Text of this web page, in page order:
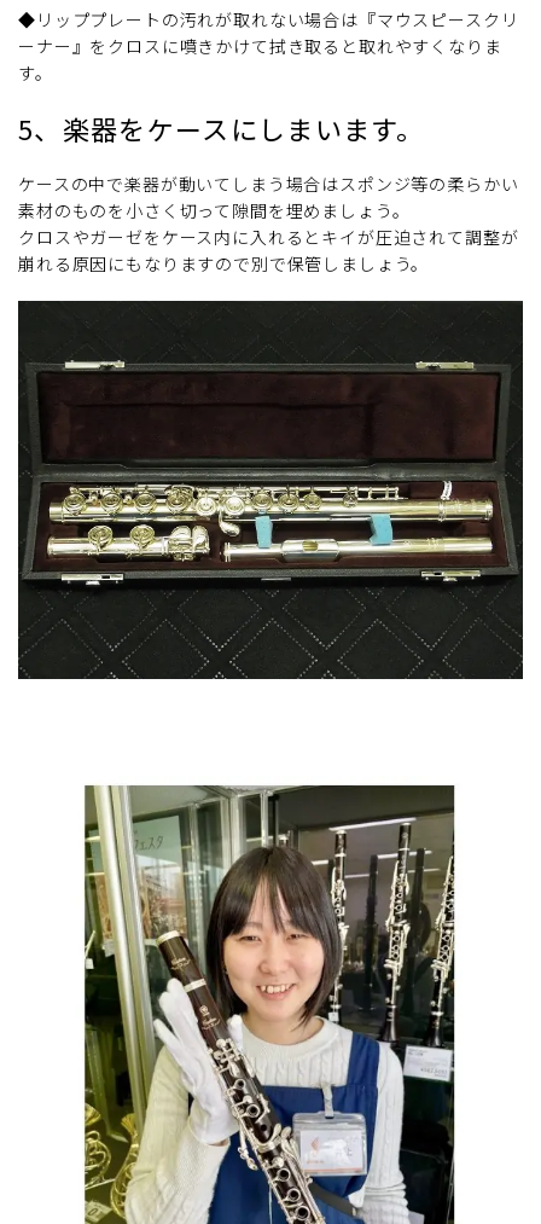
◆リッププレートの汚れが取れない場合は『マウスピースクリ
ーナー』をクロスに噴きかけて拭き取ると取れやすくなりま
す。
5、楽器をケースにしまいます。
ケースの中で楽器が動いてしまう場合はスポンジ等の柔らかい
素材のものを小さく切って隙間を埋めましょう。
クロスやガーゼをケース内に入れるとキイが圧迫されて調整が
崩れる原因にもなりますので別で保管しましょう。